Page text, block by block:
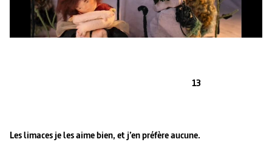
13
Les limaces je les aime bien, et j’en préfère aucune.